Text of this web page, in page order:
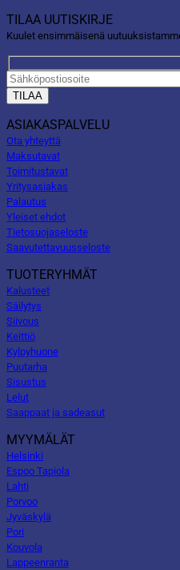
TILAA UUTISKIRJE
Kuulet ensimmäisenä
ASIAKASPALVELU
Ota yhteyttä
Maksutavat
Toimitustavat
Yritysasiakas
Palautus
Yleiset ehdot
Tietosuojaseloste
Saavutettavuusseloste
TUOTERYHMÄT
Kalusteet
Säilytys
Siivous
Keittiö
Kylpyhuone
Puutarha
Sisustus
Lelut
Saappaat ja sadeasut
MYYMÄLÄT
Helsinki
Espoo Tapiola
Lahti
Porvoo
Jyväskylä
Pori
Kouvola
Lappeenranta